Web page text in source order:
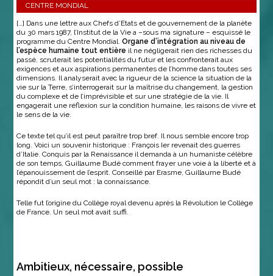
CENTRE MONDIAL
[…] Dans une lettre aux Chefs d’Etats et de gouvernement de la planète
du 30 mars 1987, l’Institut de la Vie a –sous ma signature – esquissé le
programme du Centre Mondial.Organe d’intégration au niveau de
l’espèce humaine tout entière il ne négligerait rien des richesses du
passé, scruterait les potentialités du futur et les confronterait aux
exigences et aux aspirations permanentes de l’homme dans toutes ses
dimensions. Il analyserait avec la rigueur de la science la situation de la
vie sur la Terre, s’interrogerait sur la maîtrise du changement, la gestion
du complexe et de l’imprévisible et sur une stratégie de la vie. Il
engagerait une réflexion sur la condition humaine, les raisons de vivre et
le sens de la vie.
Ce texte tel qu’il est peut paraître trop bref. Il nous semble encore trop
long. Voici un souvenir historique : François Ier revenait des guerres
d’Italie. Conquis par la Renaissance il demanda à un humaniste célèbre
de son temps, Guillaume Budé comment frayer une voie à la liberté et à
l’épanouissement de l’esprit. Conseillé par Erasme, Guillaume Budé
répondit d’un seul mot : la connaissance.
Telle fut l’origine du Collège royal devenu après la Révolution le Collège
de France. Un seul mot avait suffi.
Ambitieux, nécessaire, possible